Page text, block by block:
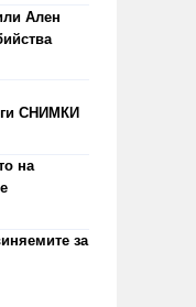
Ален
СНИМКИ
на
за